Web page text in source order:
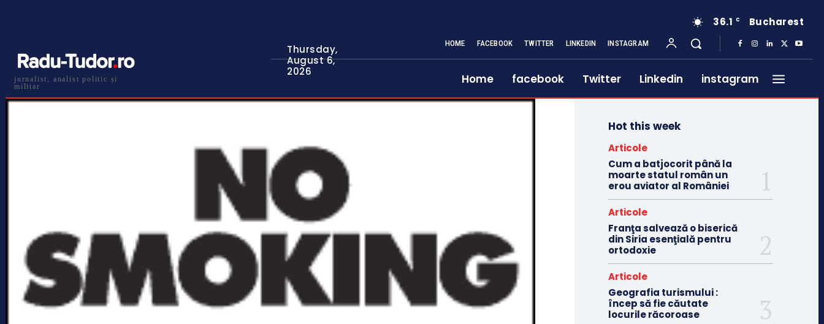
jurnalist, analist politic și
militar
Thursday,
August 6,
2026
36.1 C Bucharest
HOME FACEBOOK TWITTER LINKEDIN INSTAGRAM
Home facebook Twitter Linkedin instagram
Hot this week
Articole
Cum a batjocorit până la
moarte statul român un
erou aviator al României
Articole
Franţa salvează o biserică
din Siria esenţială pentru
ortodoxie
Articole
Geografia turismului :
încep să fie căutate
locurile răcoroase